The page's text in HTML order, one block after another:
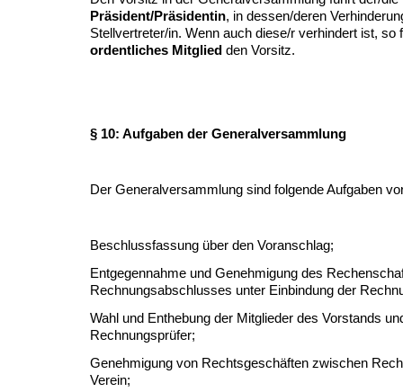
Präsident/Präsidentin, in dessen/deren
Stellvertreter/in. Wenn auch diese/r verhindert ist, so
ordentliches Mitglied den Vorsitz.
§ 10: Aufgaben der Generalversammlung
Der Generalversammlung sind folgende Aufgaben
Beschlussfassung über den Voranschlag;
Entgegennahme und Genehmigung des
Rechnungsabschlusses unter Einbindung der
Wahl und Enthebung der Mitglieder des Vorstands
Rechnungsprüfer;
Genehmigung von Rechtsgeschäften zwischen
Verein;